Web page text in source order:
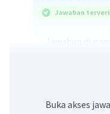
Jawaban
Buka akses